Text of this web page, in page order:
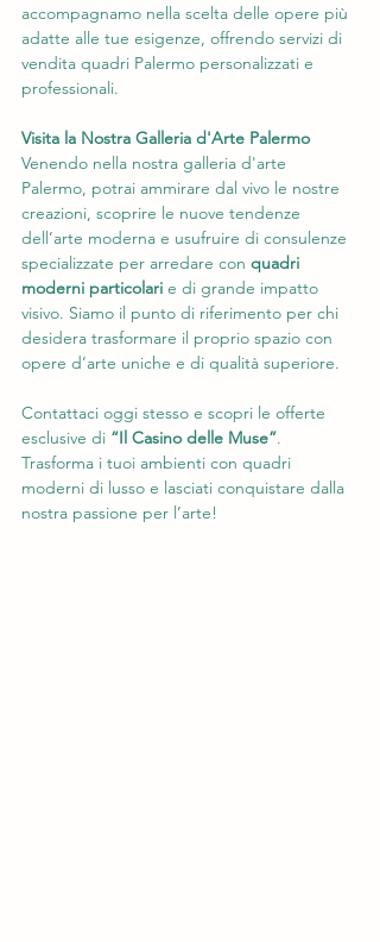
accompagnamo nella scelta delle opere più
adatte alle tue esigenze, offrendo servizi di
vendita quadri Palermo personalizzati e
professionali.
Visita la Nostra Galleria d'Arte Palermo
Venendo nella nostra galleria d'arte
Palermo, potrai ammirare dal vivo le nostre
creazioni, scoprire le nuove tendenze
dell’arte moderna e usufruire di consulenze
specializzate per arredare con quadri
moderni particolari e di grande impatto
visivo. Siamo il punto di riferimento per chi
desidera trasformare il proprio spazio con
opere d’arte uniche e di qualità superiore.
Contattaci oggi stesso e scopri le offerte
esclusive di “Il Casino delle Muse”.
Trasforma i tuoi ambienti con quadri
moderni di lusso e lasciati conquistare dalla
nostra passione per l’arte!